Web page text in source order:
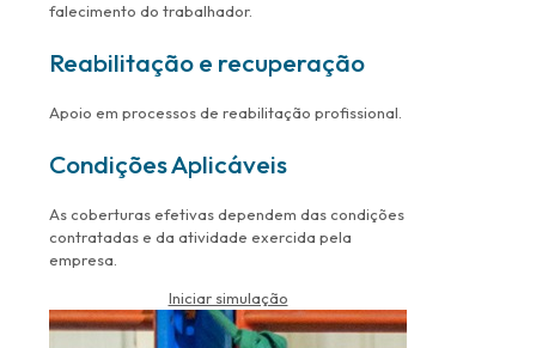
falecimento do trabalhador.
Reabilitação e recuperação
Apoio em processos de reabilitação profissional.
Condições Aplicáveis
As coberturas efetivas dependem das condições
contratadas e da atividade exercida pela
empresa.
Iniciar simulação